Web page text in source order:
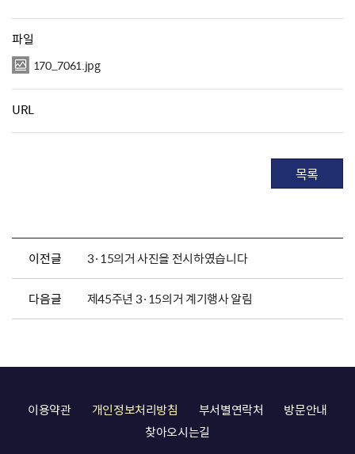
파일
170_7061.jpg
URL
목록
이전글 3·15의거 사진을 전시하였습니다
다음글 제45주년 3·15의거 계기행사 알림
이용약관 개인정보처리방침 부서별연락처
방문안내
찾아오시는길